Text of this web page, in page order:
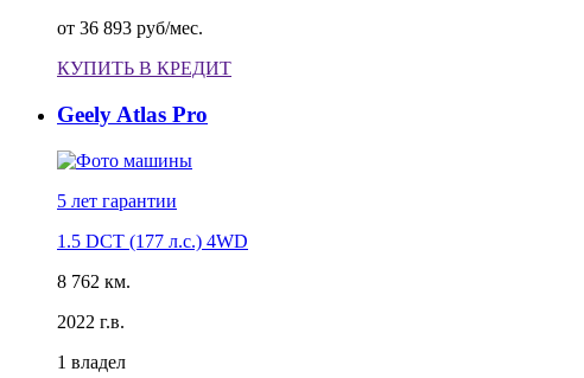
от 36 893 руб/мес.
КУПИТЬ В КРЕДИТ
Geely Atlas Pro
5 лет гарантии
1.5 DCT (177 л.с.) 4WD
8 762 км.
2022 г.в.
1 владел